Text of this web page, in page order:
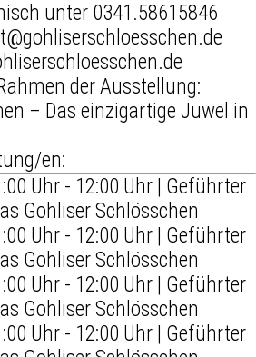
unter 0341.58615846
der Ausstellung:
– Das einzigartige Juwel in
en:
Uhr - 12:00 Uhr | Geführter
Gohliser Schlösschen
Uhr - 12:00 Uhr | Geführter
Gohliser Schlösschen
Uhr - 12:00 Uhr | Geführter
Gohliser Schlösschen
Uhr - 12:00 Uhr | Geführter